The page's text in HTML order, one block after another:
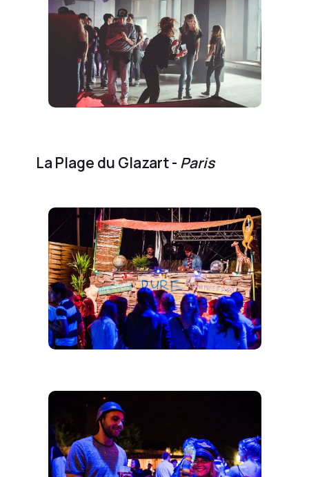
La Plage du Glazart - Paris